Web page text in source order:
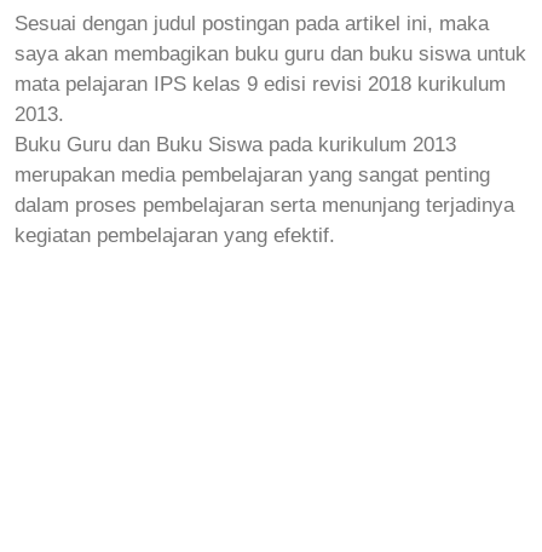
Sesuai dengan judul postingan pada artikel ini, maka
saya akan membagikan buku guru dan buku siswa untuk
mata pelajaran IPS kelas 9 edisi revisi 2018 kurikulum
2013.
Buku Guru dan Buku Siswa pada kurikulum 2013
merupakan media pembelajaran yang sangat penting
dalam proses pembelajaran serta menunjang terjadinya
kegiatan pembelajaran yang efektif.